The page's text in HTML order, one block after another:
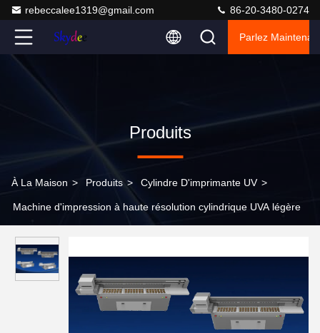
rebeccalee1319@gmail.com 86-20-3480-0274
Parlez
Produits
À La Maison > Produits > Cylindre D'imprimante UV >
Machine d'impression à haute résolution cylindrique UVA légère